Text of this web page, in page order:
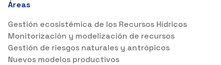
Áreas
Gestión ecosistémica de los Recursos Hídricos
Monitorización y modelización de recursos
Gestión de riesgos naturales y antrópicos
Nuevos modelos productivos